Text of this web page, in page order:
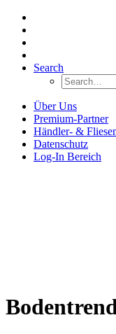
Search
Über Uns
Premium-Partner
Händler- &
Datenschutz
Log-In Bereich